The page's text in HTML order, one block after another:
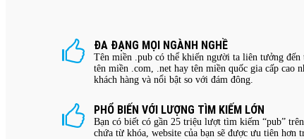
ĐA ĐẠNG MỌI NGÀNH NGHỀ
Tên miền .pub có thể khiến người ta liên tưởng đến
tên miền .com, .net hay tên miền quốc gia cấp cao
khách hàng và nổi bật so với đám đông.
PHỔ BIẾN VỚI LƯỢNG TÌM KIẾM LỚN
Bạn có biết có gần 25 triệu lượt tìm kiếm “pub”
chứa từ khóa, website của bạn sẽ được ưu tiên